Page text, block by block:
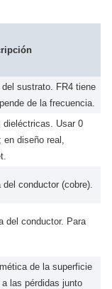
sustrato. FR4 tiene
de la frecuencia.
dieléctricas. Usar 0
diseño real,
conductor (cobre).
del conductor. Para
de la superficie
las pérdidas junto